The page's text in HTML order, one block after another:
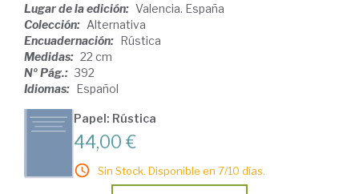
Lugar de la edición: Valencia. España
Colección: Alternativa
Encuadernación: Rústica
Medidas: 22 cm
Nº Pág.: 392
Idiomas: Español
Papel: Rústica
44,00 €
Sin Stock. Disponible en 7/10 días.